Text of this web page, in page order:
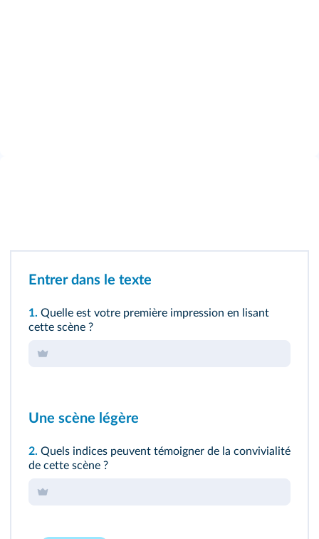
Entrer dans le texte
1. Quelle est votre première impression en lisant
cette scène ?
Une scène légère
2. Quels indices peuvent témoigner de la convivialité
de cette scène ?